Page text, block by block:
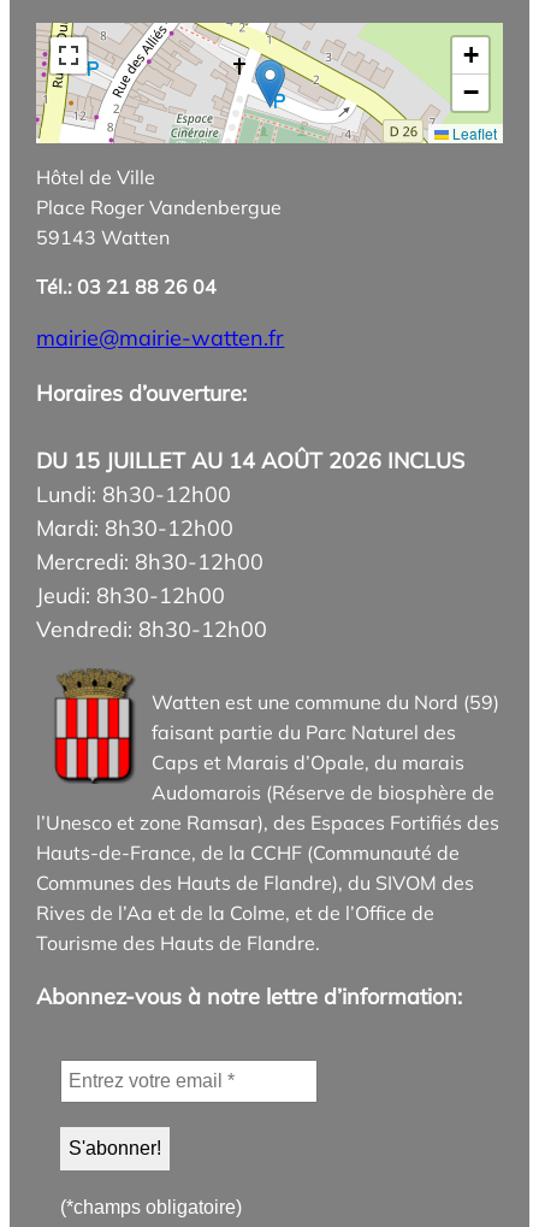
+
−
Leaflet
Hôtel de Ville
Place Roger Vandenbergue
59143 Watten
Tél.: 03 21 88 26 04
mairie@mairie-watten.fr
Horaires d’ouverture:
DU 15 JUILLET AU 14 AOÛT 2026 INCLUS
Lundi: 8h30-12h00
Mardi: 8h30-12h00
Mercredi: 8h30-12h00
Jeudi: 8h30-12h00
Vendredi: 8h30-12h00
Watten est une commune du Nord (59)
faisant partie du Parc Naturel des
Caps et Marais d’Opale, du marais
Audomarois (Réserve de biosphère de
l’Unesco et zone Ramsar), des Espaces Fortifiés des
Hauts-de-France, de la CCHF (Communauté de
Communes des Hauts de Flandre), du SIVOM des
Rives de l’Aa et de la Colme, et de l’Office de
Tourisme des Hauts de Flandre.
Abonnez-vous à notre lettre d’information:
(*champs obligatoire)